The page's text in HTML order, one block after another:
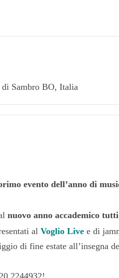
Sambro BO, Italia
evento dell’anno di
nuovo anno accademico
al Voglio Live e di
di fine estate all’insegna
2244932!